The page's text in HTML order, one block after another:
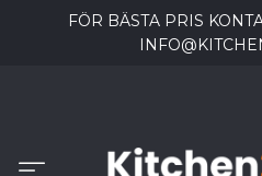
FÖR BÄSTA PRIS